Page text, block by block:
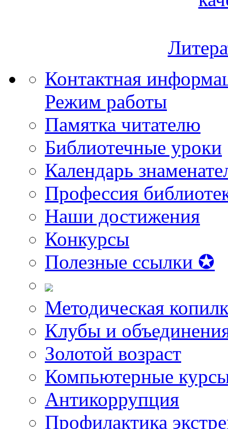
Контактная
Режим работы
Памятка читателю
Библиотечные уроки
Календарь
Профессия
Наши достижения
Конкурсы
Полезные ссылки ✪
Методическая
Клубы и
Золотой возраст
Компьютерные
Антикоррупция
Профилактика